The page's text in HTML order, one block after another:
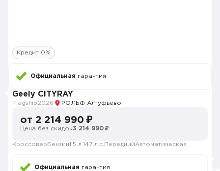
Кредит 0%
Официальная гарантия
Geely CITYRAY
Flagship2026 РОЛЬФ Алтуфьево
от 2 214 990 ₽
Цена без скидок3 214 990 ₽
Кроссовер Бензин1.5 л. 147 л.с. ПереднийАвтоматическая
Официальная гарантия